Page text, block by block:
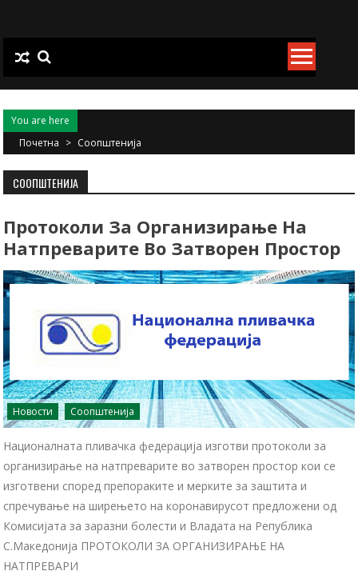
content
You are here
Почетна > Соопштенија
СООПШТЕНИЈА
Протоколи За Организирање На
Натпреварите Во Затворен Простор
Новости Соопштенија
Националната пливачка федерација изготви протоколи за
организирање на натпреварите во затворен простор кои се
изготвени според препораките и мерките за заштита и
спречување на ширењето на коронавирусот предложени од
Комисијата за заразни болести и Владата на Република
С.Македонија ПРОТОКОЛИ ЗА ОРГАНИЗИРАЊЕ НА
НАТПРЕВАРИ